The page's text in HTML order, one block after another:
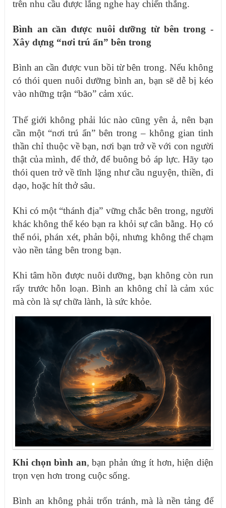
trên nhu cầu được lắng nghe hay chiến thắng.
Bình an cần được nuôi dưỡng từ bên trong -
Xây dựng “nơi trú ẩn” bên trong
Bình an cần được vun bồi từ bên trong. Nếu không
có thói quen nuôi dưỡng bình an, bạn sẽ dễ bị kéo
vào những trận “bão” cảm xúc.
Thế giới không phải lúc nào cũng yên ả, nên bạn
cần một “nơi trú ẩn” bên trong – không gian tinh
thần chỉ thuộc về bạn, nơi bạn trở về với con người
thật của mình, để thở, để buông bỏ áp lực. Hãy tạo
thói quen trở về tĩnh lặng như cầu nguyện, thiền, đi
dạo, hoặc hít thở sâu.
Khi có một “thánh địa” vững chắc bên trong, người
khác không thể kéo bạn ra khỏi sự cân bằng. Họ có
thể nói, phán xét, phản bội, nhưng không thể chạm
vào nền tảng bên trong bạn.
Khi tâm hồn được nuôi dưỡng, bạn không còn run
rẩy trước hỗn loạn. Bình an không chỉ là cảm xúc
mà còn là sự chữa lành, là sức khỏe.
Khi chọn bình an, bạn phản ứng ít hơn, hiện diện
trọn vẹn hơn trong cuộc sống.
Bình an không phải trốn tránh, mà là nền tảng để